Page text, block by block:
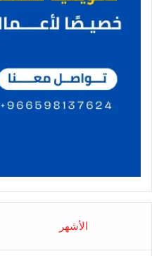
الأشهر